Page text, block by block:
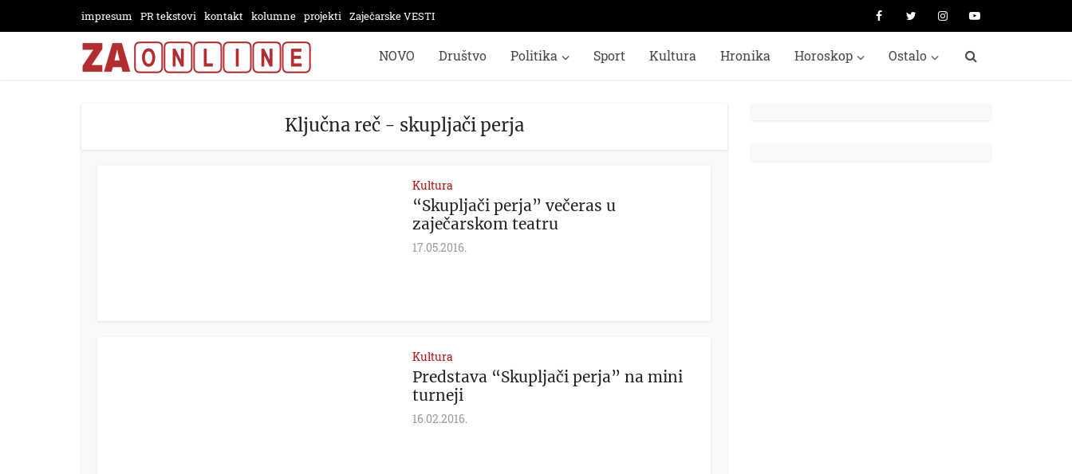
impresum PR tekstovi kontakt kolumne projekti Zaječarske VESTI
NOVO Društvo Politika Sport Kultura Hronika Horoskop Ostalo
Ključna reč - skupljači perja
Kultura
“Skupljači perja” večeras u
zaječarskom teatru
17.05.2016.
Kultura
Predstava “Skupljači perja” na mini
turneji
16.02.2016.